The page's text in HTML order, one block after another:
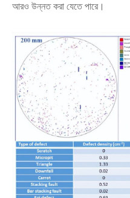
আরও উন্নত করা যেতে পারে।